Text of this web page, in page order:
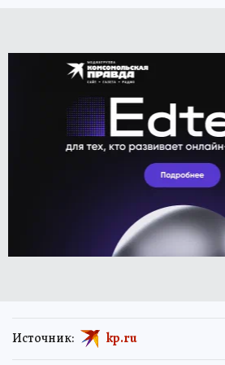
Источник: kp.ru